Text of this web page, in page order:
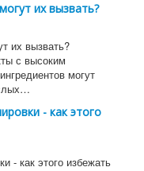
их вызвать?
их вызвать?
с высоким
могут
- как этого
- как этого избежать